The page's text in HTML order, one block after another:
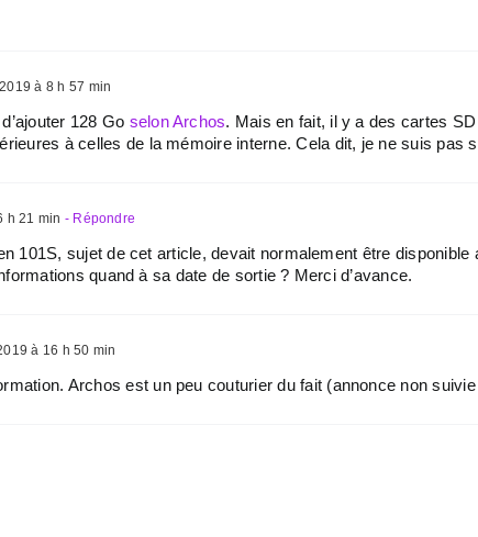
à 8 h 57 min
128 Go selon Archos. Mais en fait, il y a des cartes
à celles de la mémoire interne. Cela dit, je ne suis pas
h 21 min - Répondre
101S, sujet de cet article, devait normalement être
quand à sa date de sortie ? Merci d’avance.
à 16 h 50 min
Archos est un peu couturier du fait (annonce non